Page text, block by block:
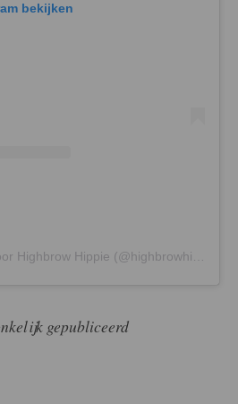
bekijken
Een bericht gedeeld door Highbrow Hippie (@highbrowhippie)
gepubliceerd